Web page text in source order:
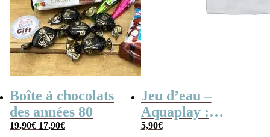
Boîte à chocolats
des années 80
19,90€ Le
prix
17,90€Le
prix
Jeu d’eau –
Aquaplay :
anneaux,
5,90€